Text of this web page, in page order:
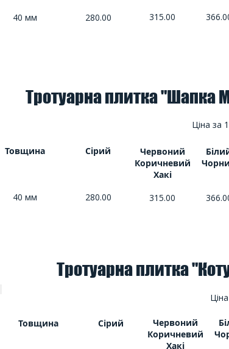
40 мм 280.00
315.00
Тротуарна плитка "Шапка
Ціна за
Товщина
40 мм
Сірий
280.00
Червоний
Коричневий
Хакі
315.00
Тротуарна плитка
Товщина Сірий
Червоний
Коричневий
Хакі